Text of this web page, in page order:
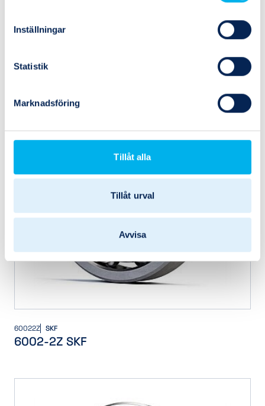
Inställningar
Statistik
Marknadsföring
Tillåt alla
Tillåt urval
Avvisa
6002-C-2HRS
60022Z SKF
6002-2Z SKF